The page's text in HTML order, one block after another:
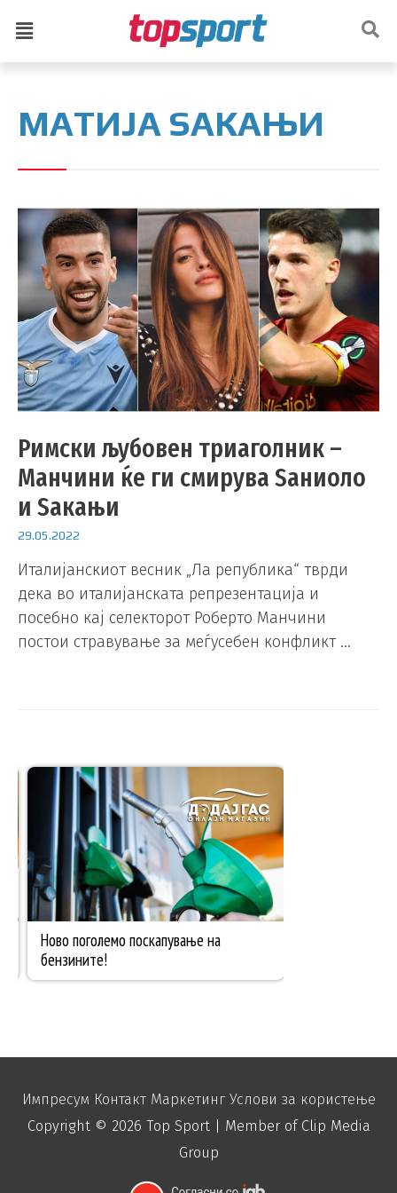
МАТИЈА ЅАКАЊИ
Римски љубовен триаголник –
Манчини ќе ги смирува Ѕаниоло
и Ѕакањи
29.05.2022
Италијанскиот весник „Ла република“ тврди
дека во италијанската репрезентација и
посебно кај селекторот Роберто Манчини
постои стравување за меѓусебен конфликт …
Импресум Контакт Маркетинг Услови за користење
Copyright © 2026 Top Sport| Member of Clip Media
Group